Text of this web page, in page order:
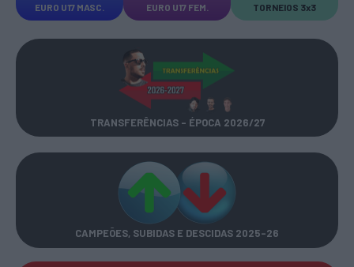
EURO U17 MASC. EURO U17 FEM. TORNEIOS 3x3
TRANSFERÊNCIAS - ÉPOCA 2026/27
CAMPEÕES, SUBIDAS E DESCIDAS 2025-26